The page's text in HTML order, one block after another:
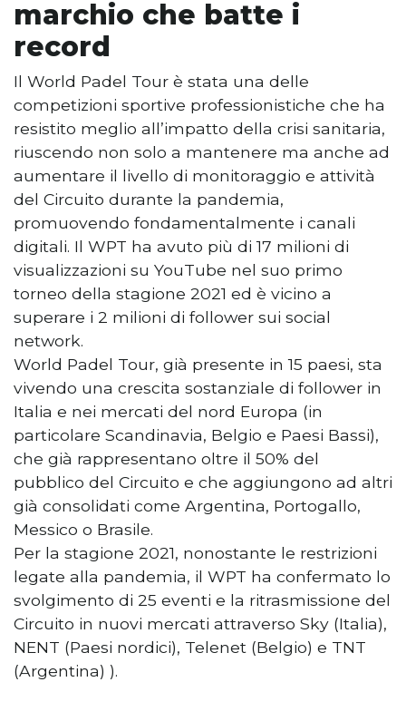
marchio che batte i
record
Il World Padel Tour è stata una delle
competizioni sportive professionistiche che ha
resistito meglio all’impatto della crisi sanitaria,
riuscendo non solo a mantenere ma anche ad
aumentare il livello di monitoraggio e attività
del Circuito durante la pandemia,
promuovendo fondamentalmente i canali
digitali. Il WPT ha avuto più di 17 milioni di
visualizzazioni su YouTube nel suo primo
torneo della stagione 2021 ed è vicino a
superare i 2 milioni di follower sui social
network.
World Padel Tour, già presente in 15 paesi, sta
vivendo una crescita sostanziale di follower in
Italia e nei mercati del nord Europa (in
particolare Scandinavia, Belgio e Paesi Bassi),
che già rappresentano oltre il 50% del
pubblico del Circuito e che aggiungono ad altri
già consolidati come Argentina, Portogallo,
Messico o Brasile.
Per la stagione 2021, nonostante le restrizioni
legate alla pandemia, il WPT ha confermato lo
svolgimento di 25 eventi e la ritrasmissione del
Circuito in nuovi mercati attraverso Sky (Italia),
NENT (Paesi nordici), Telenet (Belgio) e TNT
(Argentina) ).